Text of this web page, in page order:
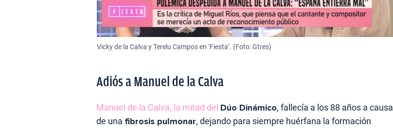
Vicky de la Calva y Terelu Campos en ‘Fiesta’. (Foto: Gtres)
Adiós a Manuel de la Calva
Manuel de la Calva, la mitad del Dúo Dinámico, fallecía a los 88 años a causa
de una fibrosis pulmonar, dejando para siempre huérfana la formación